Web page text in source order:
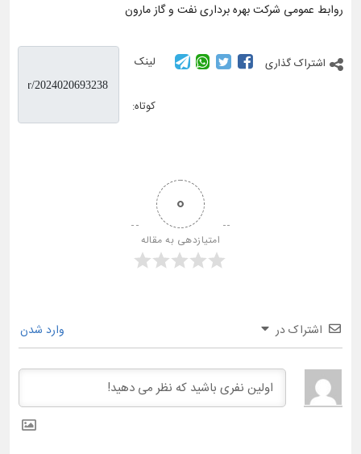
روابط عمومی شرکت بهره برداری نفت و گاز مارون
اشتراک گذاری لینک
کوتاه:
0
امتیازدهی به مقاله
اشتراک در وارد شدن